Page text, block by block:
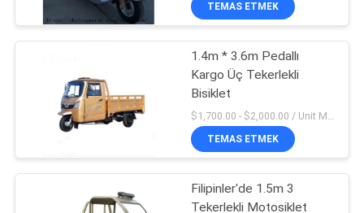
TEMAS ETMEK
1.4m * 3.6m Pedallı
Kargo Üç Tekerlekli
Bisiklet
TEMAS ETMEK
Filipinler'de 1.5m 3
Tekerlekli Motosiklet